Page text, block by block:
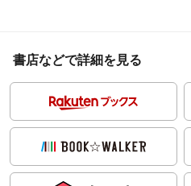
書店などで詳細を見る